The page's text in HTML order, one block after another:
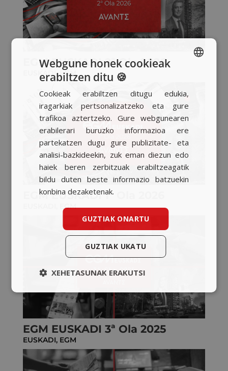
EGM EUSKADI 2ª Ola 2026
EUSKADI ,EGM
EGM EUSKADI 1ª Ola 2026
EGM
EGM EUSKADI 3ª Ola 2025
EUSKADI, EGM
BASQUE
CATALAN
ENGLISH
Webgune honek cookieak
erabiltzen ditu 🍪
Cookieak erabiltzen ditugu edukia,
iragarkiak pertsonalizatzeko eta gure
trafikoa aztertzeko. Gure webgunearen
erabilerari buruzko informazioa ere
partekatzen dugu gure publizitate- eta
analisi-bazkideekin, zuk eman diezun edo
haiek beren zerbitzuak erabiltzeagatik
bildu duten beste informazio batzuekin
konbina dezaketenak.
GUZTIAK ONARTU
GUZTIAK UKATU
XEHETASUNAK ERAKUTSI